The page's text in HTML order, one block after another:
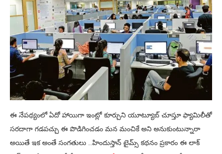
ఈ నేపథ్యంలో ఏదో హాయిగా ఇంట్లో కూర్చుని యూట్యూబ్ చూస్తూ ఫ్యామిలీతో
సరదాగా గడపచ్చు ఈ పొడిగించడం మన మంచికే అని అనుకుంటున్నారా
అయితే ఇక అంతే సంగతులు ..హిందుస్తాన్ టైమ్స్ కథనం ప్రకారం ఈ లాక్